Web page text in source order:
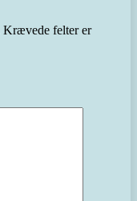
Krævede felter er